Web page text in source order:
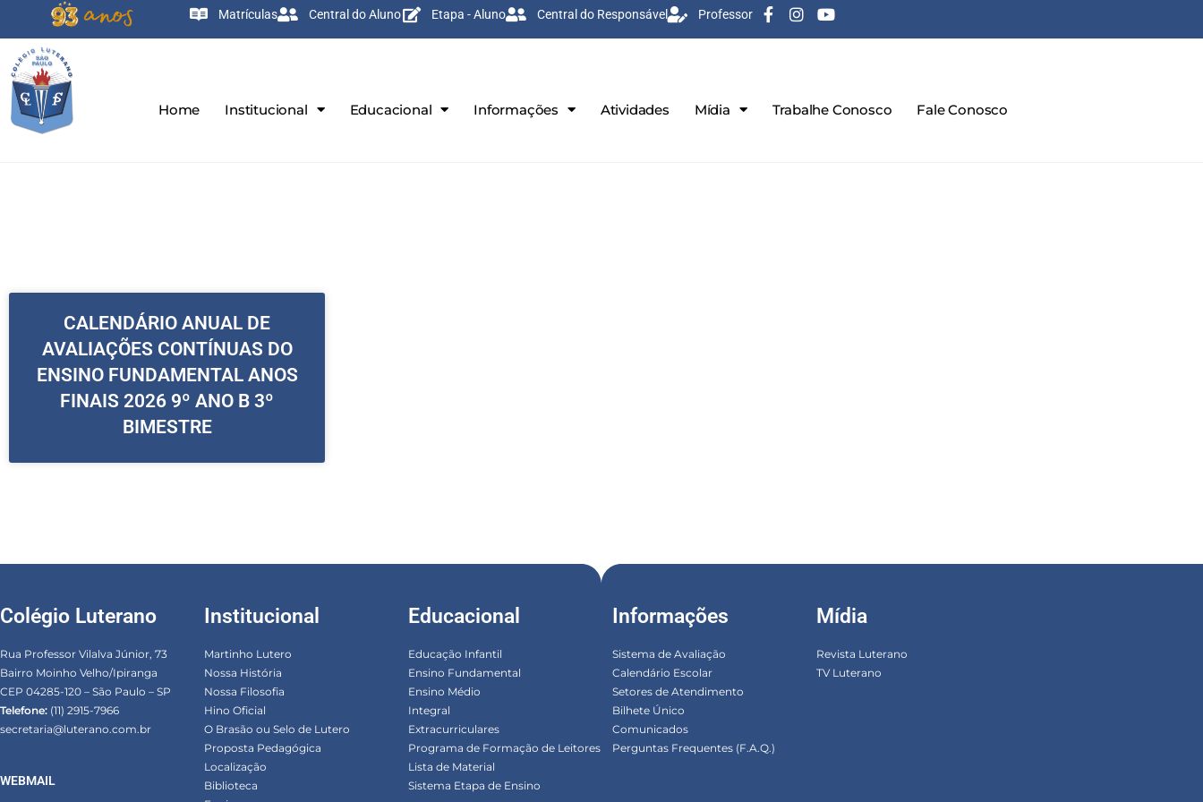
Matrículas Central do Aluno Etapa - Aluno Central do Responsável Professor
Home Institucional Educacional Informações Atividades Mídia Trabalhe Conosco Fale Conosco
CALENDÁRIO ANUAL DE
AVALIAÇÕES CONTÍNUAS DO
ENSINO FUNDAMENTAL ANOS
FINAIS 2026 9º ANO B 3º
BIMESTRE
Colégio Luterano
Rua Professor Vilalva Júnior, 73
Bairro Moinho Velho/Ipiranga
CEP 04285-120 – São Paulo – SP
Telefone: (11) 2915-7966
secretaria@luterano.com.br
WEBMAIL
Institucional
Martinho Lutero
Nossa História
Nossa Filosofia
Hino Oficial
O Brasão ou Selo de Lutero
Proposta Pedagógica
Localização
Biblioteca
Educacional
Educação Infantil
Ensino Fundamental
Ensino Médio
Integral
Extracurriculares
Programa de Formação de Leitores
Lista de Material
Sistema Etapa de Ensino
Informações
Sistema de Avaliação
Calendário Escolar
Setores de Atendimento
Bilhete Único
Comunicados
Perguntas Frequentes (F.A.Q.)
Mídia
Revista Luterano
TV Luterano